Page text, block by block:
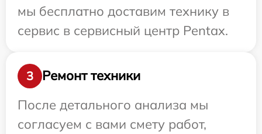
мы бесплатно доставим технику в
сервис в сервисный центр Pentax.
3
Ремонт техники
После детального анализа мы
согласуем с вами смету работ,